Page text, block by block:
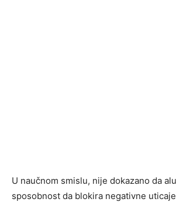
U naučnom smislu, nije dokazano da
sposobnost da blokira negativne